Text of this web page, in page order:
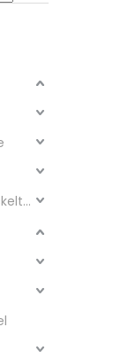
Mit Akustikgewebe umwickeltes Paneel